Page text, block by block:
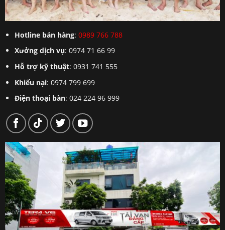
Hotline bán hàng: 0989 766 788
Xưởng dịch vụ: 0974 71 66 99
Hỗ trợ kỹ thuật: 0931 741 555
Khiếu nại: 0974 799 699
Điện thoại bàn: 024 224 96 999